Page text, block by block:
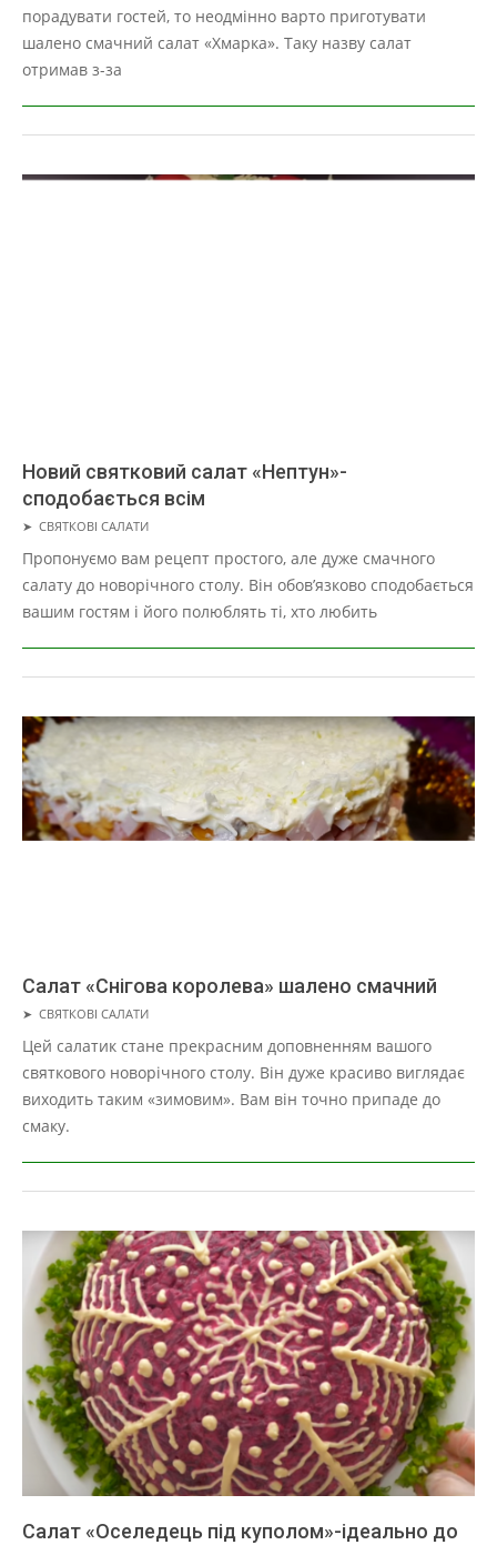
02
порадувати гостей, то неодмінно варто приготувати
шалено смачний салат «Хмарка». Таку назву салат
отримав з-за
Новий святковий салат «Нептун»-
сподобається всім
2019-
05-
02
➤ СВЯТКОВІ САЛАТИ
Пропонуємо вам рецепт простого, але дуже смачного
салату до новорічного столу. Він обов’язково сподобається
вашим гостям і його полюблять ті, хто любить
Салат «Снігова королева» шалено смачний
2019-
05-
02
➤ СВЯТКОВІ САЛАТИ
Цей салатик стане прекрасним доповненням вашого
святкового новорічного столу. Він дуже красиво виглядає
виходить таким «зимовим». Вам він точно припаде до
смаку.
Салат «Оселедець під куполом»-ідеально до